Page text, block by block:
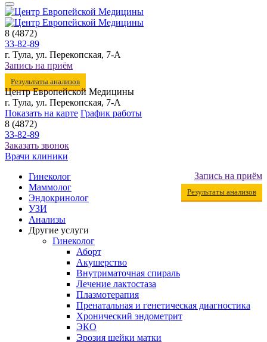
8 (4872)
33-82-89
г. Тула, ул. Перекопская, 7-А
Запись на приём
Результаты анализов
Центр Европейской Медицины
г. Тула, ул. Перекопская, 7-А
Показать на карте График работы
8 (4872)
33-82-89
Заказать звонок
Врачи клиники
Запись на приём
Результаты анализов
Гинеколог
Маммолог
Эндокринолог
УЗИ
Анализы
Другие услуги
Гинеколог
Аборт
Акушерство
Внутриматочная спираль
Лечение лактостаза
Плазмотерапия
Пренатальная и генетическая диагностика
Хронический эндометрит
ЭКО
Эрозия шейки матки